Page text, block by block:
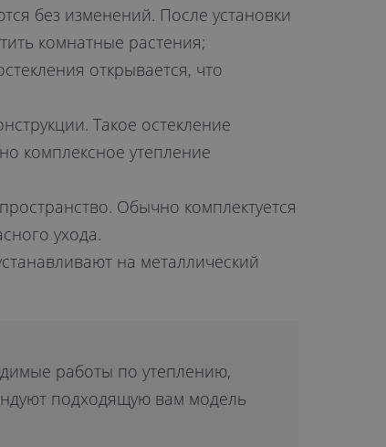
без изменений. После установки
комнатные растения;
открывается, что
Такое остекление
комплексное утепление
Обычно комплектуется
ухода.
на металлический
работы по утеплению,
подходящую вам модель